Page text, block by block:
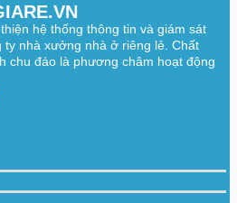
kbps
16 bit
extension mode not enabled: 1/4
extension mode enabled: 1/4/6
hệ thống thông tin và giám sát
nhà xưởng nhà ở riêng lẻ. Chất
chu đáo là phương châm hoạt động